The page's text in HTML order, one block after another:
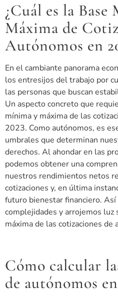
¿Cuál es la
Máxima de
Autónomos en
En el cambiante panorama
los entresijos del trabajo por
las personas que buscan
Un aspecto concreto que
mínima y máxima de las
2023. Como autónomos, es
umbrales que determinan
derechos. Al ahondar en las
podemos obtener una
nuestros rendimientos netos
cotizaciones y, en última
futuro bienestar financiero.
complejidades y arrojemos luz
máxima de las cotizaciones
Cómo calcular
de autónomos